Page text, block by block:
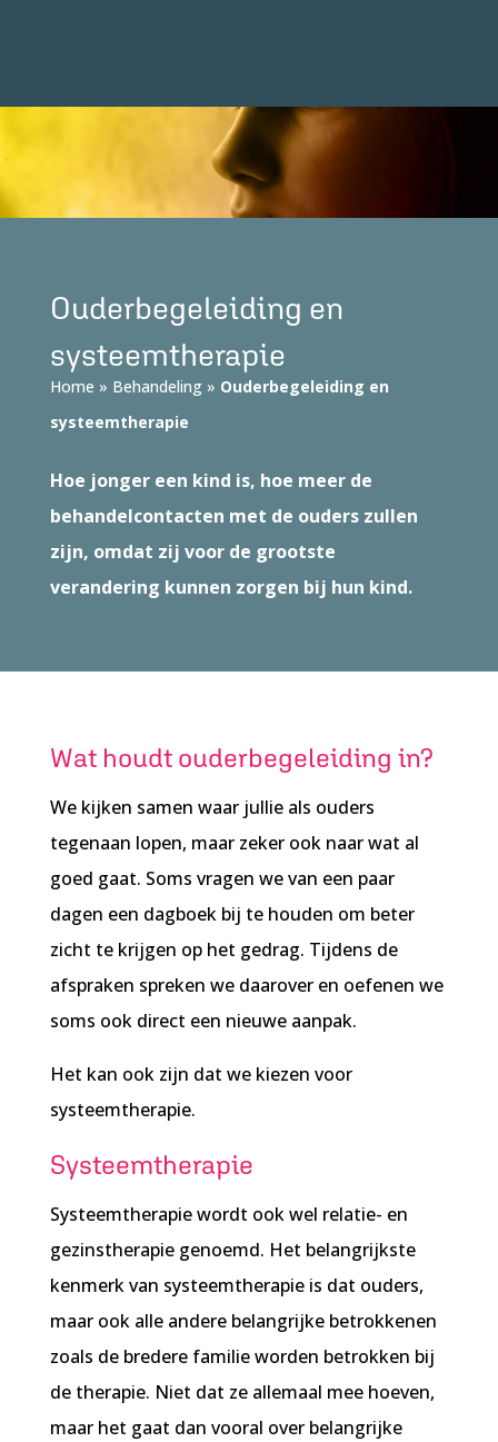
Ouderbegeleiding en
systeemtherapie
Home » Behandeling» Ouderbegeleiding en
systeemtherapie
Hoe jonger een kind is, hoe meer de
behandelcontacten met de ouders zullen
zijn, omdat zij voor de grootste
verandering kunnen zorgen bij hun kind.
Wat houdt ouderbegeleiding in?
We kijken samen waar jullie als ouders
tegenaan lopen, maar zeker ook naar wat al
goed gaat. Soms vragen we van een paar
dagen een dagboek bij te houden om beter
zicht te krijgen op het gedrag. Tijdens de
afspraken spreken we daarover en oefenen we
soms ook direct een nieuwe aanpak.
Het kan ook zijn dat we kiezen voor
systeemtherapie.
Systeemtherapie
Systeemtherapie wordt ook wel relatie- en
gezinstherapie genoemd. Het belangrijkste
kenmerk van systeemtherapie is dat ouders,
maar ook alle andere belangrijke betrokkenen
zoals de bredere familie worden betrokken bij
de therapie. Niet dat ze allemaal mee hoeven,
maar het gaat dan vooral over belangrijke